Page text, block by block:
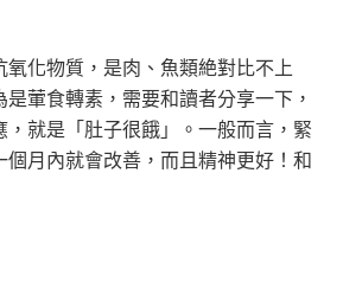
氧化物質，是肉、魚類絶對比不上
葷食轉素，需要和讀者分享一下，
，就是「肚子很餓」。一般而言，緊
個月內就會改善，而且精神更好！和